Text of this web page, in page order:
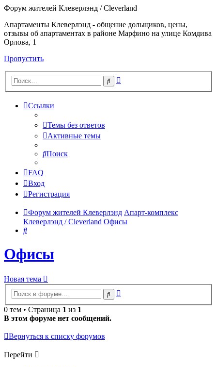
Форум жителей Клеверлэнд / Cleverland
Апартаменты Клеверлэнд - общение дольщиков, цены,
отзывы об апартаментах в районе Марфино на улице Комдива
Орлова, 1
Пропустить
Поиск
Ссылки
Темы без ответов
Активные темы
Поиск
FAQ
Вход
Регистрация
Форум жителей Клеверлэнд Апарт-комплекс
Клеверлэнд / Cleverland Офисы
Поиск
Офисы
Новая тема
Поиск
0 тем • Страница 1 из 1
В этом форуме нет сообщений.
Вернуться к списку форумов
Перейти